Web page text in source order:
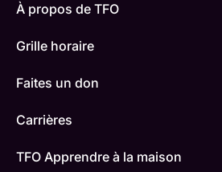
À propos de TFO
Grille horaire
Faites un don
Carrières
TFO Apprendre à la maison